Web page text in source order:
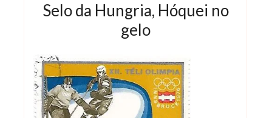
Selo da Hungria, Hóquei no
gelo